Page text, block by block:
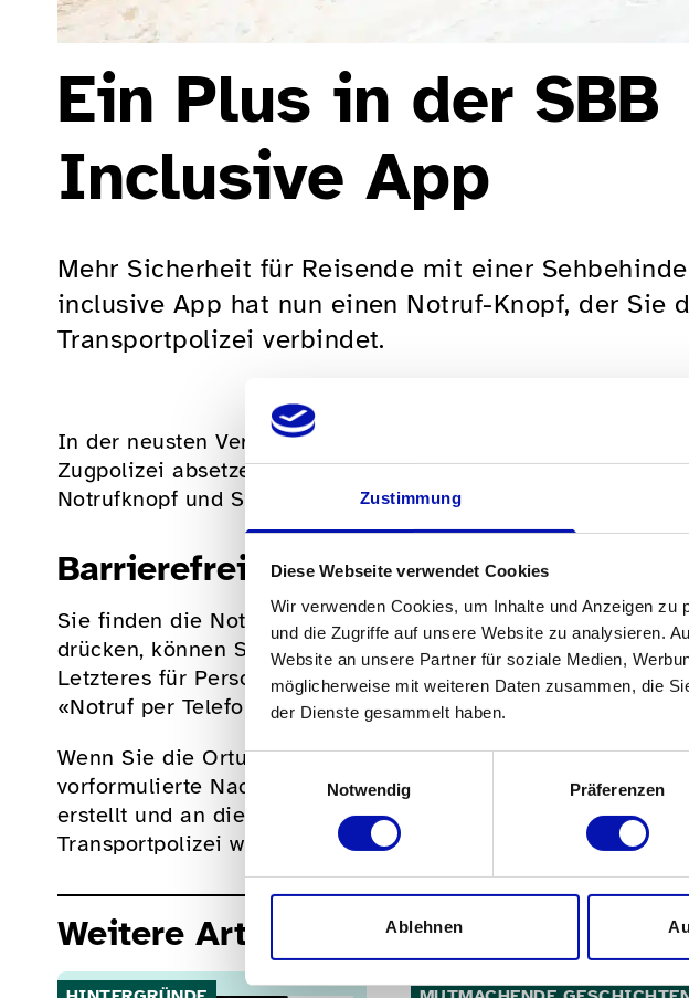
Zustimmung
Diese Webseite verwendet Cookies
Wir verwenden Cookies, um Inhalte und Anzeigen
und die Zugriffe auf unsere Website zu analysieren.
Website an unsere Partner für soziale Medien,
möglicherweise mit weiteren Daten zusammen, die
der Dienste gesammelt haben.
Einwilligungsauswahl
Notwendig
Präferenzen
Ablehnen
Ein Plus in der SBB
Inclusive App
Mehr Sicherheit für Reisende mit einer
inclusive App hat nun einen Notruf-Knopf, der Sie
Transportpolizei verbindet.
In der neusten Version der SBB Inclusive App Können Sie
Zugpolizei absetzen. Drücken Sie in kritischen Situationen
Notrufknopf und Sie werden mit der Transportpolizei
Barrierefrei und automatisiert
Sie finden die Notruf-Taste im Tabulator «Services» ganz
drücken, können Sie zwischen «Notruf per Telefon» und
Letzteres für Personen mit einer Hörbeeinträchtigung. Nach
«Notruf per Telefon» müssen Sie mit der Taste «Notruf jetzt
Wenn Sie die Ortung aktiviert haben, wird zusätzlich zum
vorformulierte Nachricht mit Informationen über Ihren
erstellt und an die Stiftung PROCOM gesendet. Die Stiftung
Transportpolizei weiter.
Weitere Artikel